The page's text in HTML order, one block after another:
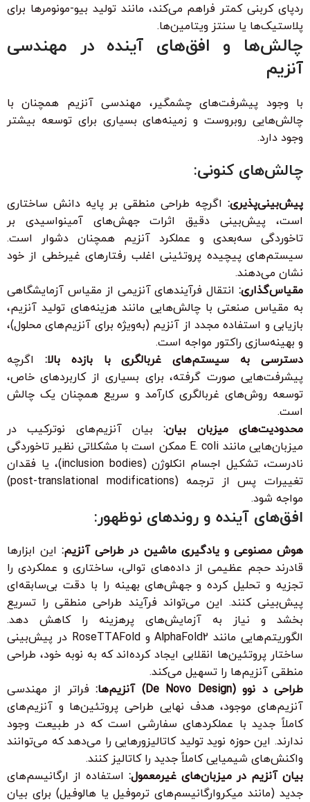
ردپای کربنی کمتر فراهم می‌کند، مانند تولید بیو-مونومرها برای
پلاستیک‌ها یا سنتز ویتامین‌ها.
چالش‌ها و افق‌های آینده در مهندسی
آنزیم
با وجود پیشرفت‌های چشمگیر، مهندسی آنزیم همچنان با
چالش‌هایی روبروست و زمینه‌های بسیاری برای توسعه بیشتر
وجود دارد.
چالش‌های کنونی:
پیش‌بینی‌پذیری: اگرچه طراحی منطقی بر پایه دانش ساختاری
است، پیش‌بینی دقیق اثرات جهش‌های آمینواسیدی بر
تاخوردگی سه‌بعدی و عملکرد آنزیم همچنان دشوار است.
سیستم‌های پیچیده پروتئینی اغلب رفتارهای غیرخطی از خود
نشان می‌دهند.
مقیاس‌گذاری: انتقال فرآیندهای آنزیمی از مقیاس آزمایشگاهی
به مقیاس صنعتی با چالش‌هایی مانند هزینه‌های تولید آنزیم،
بازیابی و استفاده مجدد از آنزیم (به‌ویژه برای آنزیم‌های محلول)،
و بهینه‌سازی راکتور مواجه است.
دسترسی به سیستم‌های غربالگری با بازده بالا: اگرچه
پیشرفت‌هایی صورت گرفته، برای بسیاری از کاربردهای خاص،
توسعه روش‌های غربالگری کارآمد و سریع همچنان یک چالش
است.
محدودیت‌های میزبان بیان:بیان آنزیم‌های نوترکیب در
میزبان‌هایی مانند E. coli ممکن است با مشکلاتی نظیر تاخوردگی
نادرست، تشکیل اجسام انکلوژن (inclusion bodies)، یا فقدان
تغییرات پس از ترجمه (post-translational modifications)
مواجه شود.
افق‌های آینده و روندهای نوظهور:
هوش مصنوعی و یادگیری ماشین در طراحی آنزیم:این ابزارها
قادرند حجم عظیمی از داده‌های توالی، ساختاری و عملکردی را
تجزیه و تحلیل کرده و جهش‌های بهینه را با دقت بی‌سابقه‌ای
پیش‌بینی کنند. این می‌تواند فرآیند طراحی منطقی را تسریع
بخشد و نیاز به آزمایش‌های پرهزینه را کاهش دهد.
الگوریتم‌هایی مانند AlphaFold2 و RoseTTAFold در پیش‌بینی
ساختار پروتئین‌ها انقلابی ایجاد کرده‌اند که به نوبه خود، طراحی
منطقی آنزیم‌ها را تسهیل می‌کند.
طراحی د نوو (De Novo Design) آنزیم‌ها:
فراتر از مهندسی
آنزیم‌های موجود، هدف نهایی طراحی پروتئین‌ها و آنزیم‌های
کاملاً جدید با عملکردهای سفارشی است که در طبیعت وجود
ندارند. این حوزه نوید تولید کاتالیزورهایی را می‌دهد که می‌توانند
واکنش‌های شیمیایی کاملاً جدید را کاتالیز کنند.
بیان آنزیم در میزبان‌های غیرمعمول: استفاده از ارگانیسم‌های
جدید (مانند میکروارگانیسم‌های ترموفیل یا هالوفیل) برای بیان